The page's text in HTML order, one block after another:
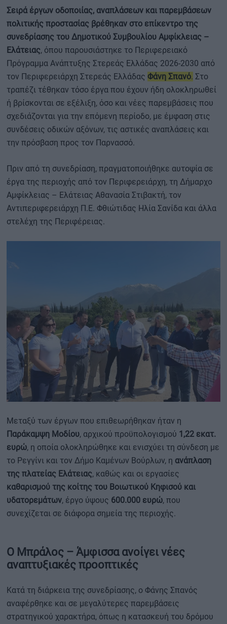
Σειρά έργων οδοποιίας, αναπλάσεων και παρεμβάσεων
πολιτικής προστασίας βρέθηκαν στο επίκεντρο της
συνεδρίασης του Δημοτικού Συμβουλίου Αμφίκλειας –
Ελάτειας, όπου παρουσιάστηκε το Περιφερειακό
Πρόγραμμα Ανάπτυξης Στερεάς Ελλάδας 2026-2030 από
τον Περιφερειάρχη Στερεάς Ελλάδας Φάνη Σπανό. Στο
τραπέζι τέθηκαν τόσο έργα που έχουν ήδη ολοκληρωθεί
ή βρίσκονται σε εξέλιξη, όσο και νέες παρεμβάσεις που
σχεδιάζονται για την επόμενη περίοδο, με έμφαση στις
συνδέσεις οδικών αξόνων, τις αστικές αναπλάσεις και
την πρόσβαση προς τον Παρνασσό.
Πριν από τη συνεδρίαση, πραγματοποιήθηκε αυτοψία σε
έργα της περιοχής από τον Περιφερειάρχη, τη Δήμαρχο
Αμφίκλειας – Ελάτειας Αθανασία Στιβακτή, τον
Αντιπεριφερειάρχη Π.Ε. Φθιώτιδας Ηλία Σανίδα και άλλα
στελέχη της Περιφέρειας.
Μεταξύ των έργων που επιθεωρήθηκαν ήταν η
Παράκαμψη Μοδίου, αρχικού προϋπολογισμού 1,22 εκατ.
ευρώ, η οποία ολοκληρώθηκε και ενισχύει τη σύνδεση με
το Ρεγγίνι και τον Δήμο Καμένων Βούρλων, η ανάπλαση
της πλατείας Ελάτειας, καθώς και οι εργασίες
καθαρισμού της κοίτης του Βοιωτικού Κηφισού και
υδατορεμάτων, έργο ύψους 600.000 ευρώ, που
συνεχίζεται σε διάφορα σημεία της περιοχής.
Ο Μπράλος – Άμφισσα ανοίγει νέες
αναπτυξιακές προοπτικές
Κατά τη διάρκεια της συνεδρίασης, ο Φάνης Σπανός
αναφέρθηκε και σε μεγαλύτερες παρεμβάσεις
στρατηγικού χαρακτήρα, όπως η κατασκευή του δρόμου